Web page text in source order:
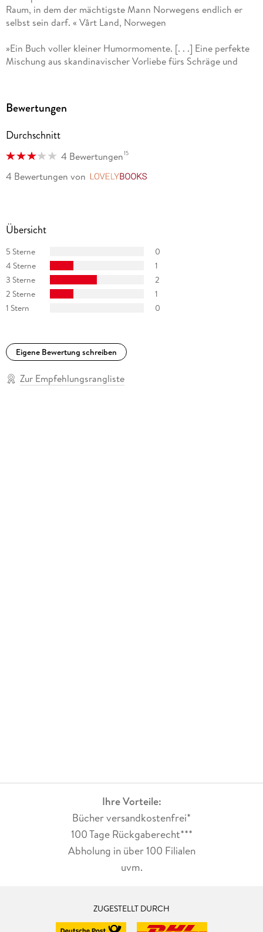
Hinrich Schmidt-Henkelübersetzt Belletristik, Theaterstücke
Italienischen. Zu den von ihm übersetzten Autoren gehören
Jon Fosse, Kjell Askildsen, Lars Mytting, Édouard Louis und
Raum, in dem der mächtigste Mann Norwegens endlich er
selbst sein darf. « Vårt Land, Norwegen
»Ein Buch voller kleiner Humormomente. [. . .] Eine perfekte
Mischung aus skandinavischer Vorliebe fürs Schräge und
ist zum Brüllen komisch. « Cosmopolitan
»Irre, absurd und zudem lustig. « Business Punk
Bewertungen
Durchschnitt
4 Bewertungen15
4 Bewertungen von
Übersicht
5 Sterne
0
4 Sterne
1
3 Sterne
2
2 Sterne
1
1 Stern
0
Eigene Bewertung schreiben
Zur Empfehlungsrangliste
Ihre Vorteile:
Bücher versandkostenfrei*
100 Tage Rückgaberecht***
Abholung in über 100 Filialen
uvm.
ZUGESTELLT DURCH